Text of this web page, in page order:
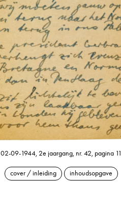
02-09-1944, 2e jaargang, nr. 42, pagina 11
cover / inleiding inhoudsopgave